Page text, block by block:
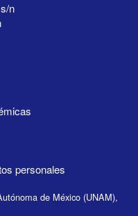
n
personales
de México (UNAM),